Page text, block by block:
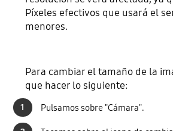
Píxeles efectivos que usará el
menores.
Para cambiar el tamaño de la
que hacer lo siguiente:
1 Pulsamos sobre "Cámara".